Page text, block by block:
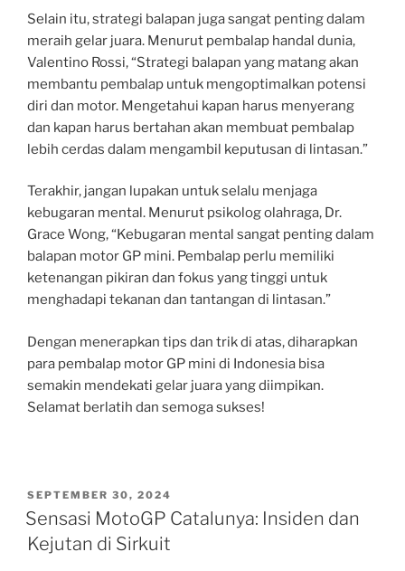
Selain itu, strategi balapan juga sangat penting dalam
meraih gelar juara. Menurut pembalap handal dunia,
Valentino Rossi, “Strategi balapan yang matang akan
membantu pembalap untuk mengoptimalkan potensi
diri dan motor. Mengetahui kapan harus menyerang
dan kapan harus bertahan akan membuat pembalap
lebih cerdas dalam mengambil keputusan di lintasan.”
Terakhir, jangan lupakan untuk selalu menjaga
kebugaran mental. Menurut psikolog olahraga, Dr.
Grace Wong, “Kebugaran mental sangat penting dalam
balapan motor GP mini. Pembalap perlu memiliki
ketenangan pikiran dan fokus yang tinggi untuk
menghadapi tekanan dan tantangan di lintasan.”
Dengan menerapkan tips dan trik di atas, diharapkan
para pembalap motor GP mini di Indonesia bisa
semakin mendekati gelar juara yang diimpikan.
Selamat berlatih dan semoga sukses!
POSTED
ON
SEPTEMBER 30, 2024
Sensasi MotoGP Catalunya: Insiden dan
Kejutan di Sirkuit